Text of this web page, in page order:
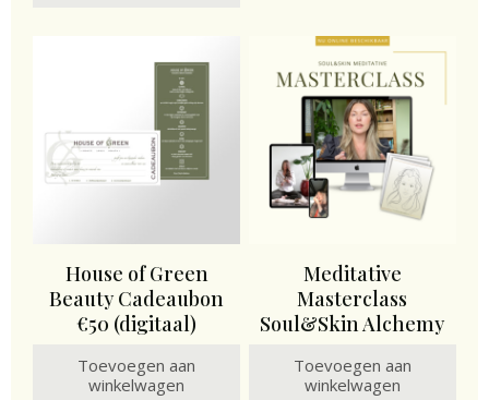
House of Green
Beauty Cadeaubon
€50 (digitaal)
Toevoegen aan
winkelwagen
Meditative
Masterclass
Soul&Skin Alchemy
Toevoegen aan
winkelwagen